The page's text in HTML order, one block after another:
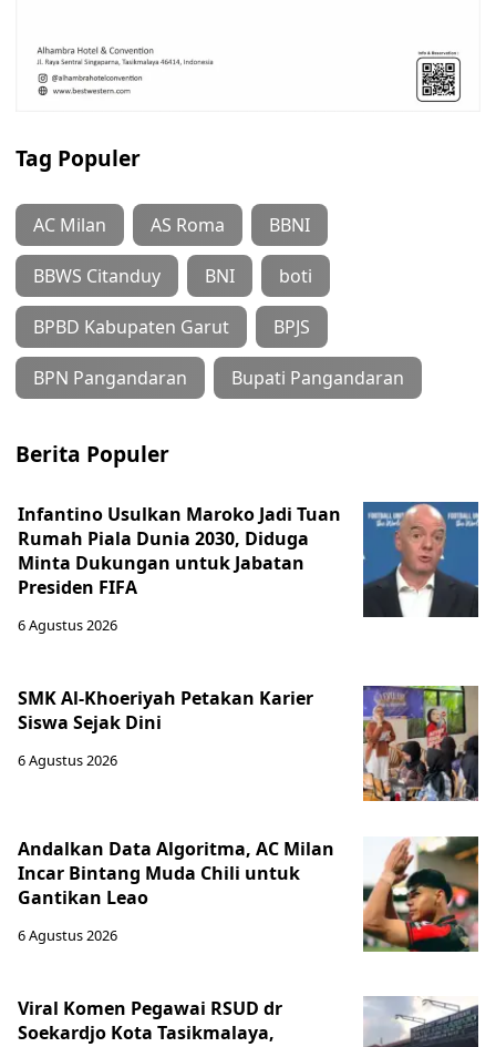
Tag Populer
AC Milan AS Roma BBNI
BBWS Citanduy BNI boti
BPBD Kabupaten Garut BPJS
BPN Pangandaran Bupati Pangandaran
Berita Populer
Infantino Usulkan Maroko Jadi Tuan
Rumah Piala Dunia 2030, Diduga
Minta Dukungan untuk Jabatan
Presiden FIFA
6 Agustus 2026
SMK Al-Khoeriyah Petakan Karier
Siswa Sejak Dini
6 Agustus 2026
Andalkan Data Algoritma, AC Milan
Incar Bintang Muda Chili untuk
Gantikan Leao
6 Agustus 2026
Viral Komen Pegawai RSUD dr
Soekardjo Kota Tasikmalaya,